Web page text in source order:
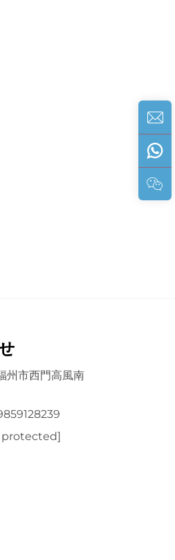
州市西門高風南
protected]